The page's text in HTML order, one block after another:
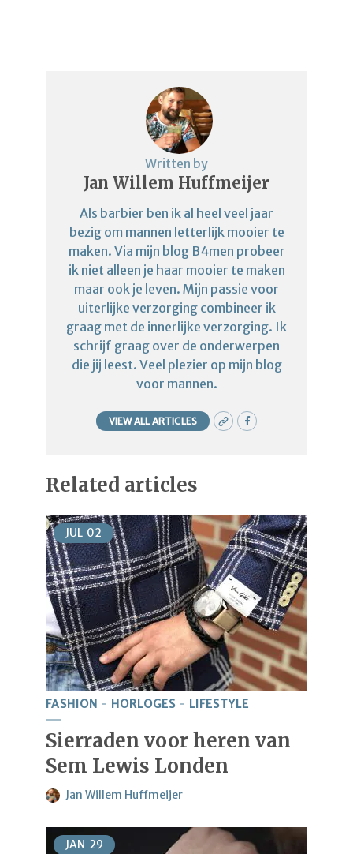
Written by
Jan Willem Huffmeijer
Als barbier ben ik al heel veel jaar
bezig om mannen letterlijk mooier te
maken. Via mijn blog B4men probeer
ik niet alleen je haar mooier te maken
maar ook je leven. Mijn passie voor
uiterlijke verzorging combineer ik
graag met de innerlijke verzorging. Ik
schrijf graag over de onderwerpen
die jij leest. Veel plezier op mijn blog
voor mannen.
VIEW ALL ARTICLES
Related articles
JUL 02
FASHION HORLOGES LIFESTYLE
Sierraden voor heren van
Sem Lewis Londen
Jan Willem Huffmeijer
JAN 29